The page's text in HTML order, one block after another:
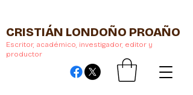
CRISTIÁN LONDOÑO PROAÑO
Escritor, académico, investigador, editor y
productor